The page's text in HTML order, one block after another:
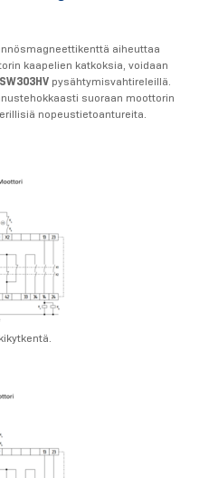
aiheuttaa
kaapelien katkoksia, voidaan
pysähtymisvahtireleillä.
suoraan moottorin
nopeustietoantureita.